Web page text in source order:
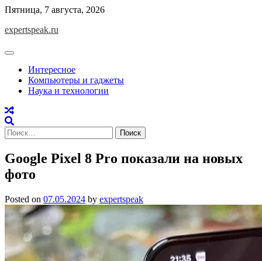
Skip
content
Пятница, 7 августа, 2026
expertspeak.ru
Интересное
Компьютеры и гаджеты
Наука и технологии
Найти:
Google Pixel 8 Pro показали на новых
фото
Posted on 07.05.2024 by expertspeak